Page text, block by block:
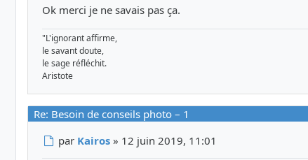
Ok merci je ne savais pas ça.
"L'ignorant affirme,
le savant doute,
le sage réfléchit.
Aristote
Re: Besoin de conseils photo – 1
Message
par Kairos » 12 juin 2019, 11:01